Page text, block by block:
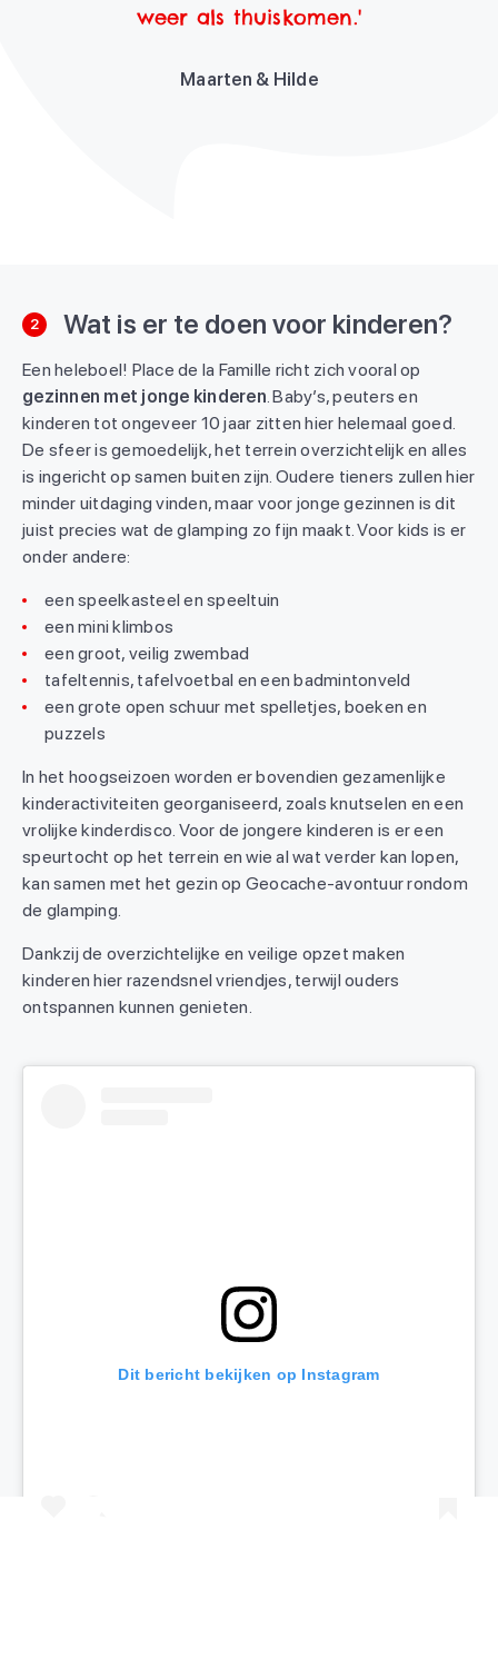
weer als thuiskomen.'
Maarten & Hilde
2 Wat is er te doen voor kinderen?
Een heleboel! Place de la Famille richt zich vooral op
gezinnen met jonge kinderen . Baby’s, peuters en
kinderen tot ongeveer 10 jaar zitten hier helemaal goed.
De sfeer is gemoedelijk, het terrein overzichtelijk en alles
is ingericht op samen buiten zijn. Oudere tieners zullen hier
minder uitdaging vinden, maar voor jonge gezinnen is dit
juist precies wat de glamping zo fijn maakt. Voor kids is er
onder andere:
een speelkasteel en speeltuin
een mini klimbos
een groot, veilig zwembad
tafeltennis, tafelvoetbal en een badmintonveld
een grote open schuur met spelletjes, boeken en
puzzels
In het hoogseizoen worden er bovendien gezamenlijke
kinderactiviteiten georganiseerd, zoals knutselen en een
vrolijke kinderdisco. Voor de jongere kinderen is er een
speurtocht op het terrein en wie al wat verder kan lopen,
kan samen met het gezin op Geocache-avontuur rondom
de glamping.
Dankzij de overzichtelijke en veilige opzet maken
kinderen hier razendsnel vriendjes, terwijl ouders
ontspannen kunnen genieten.
Dit bericht bekijken op Instagram